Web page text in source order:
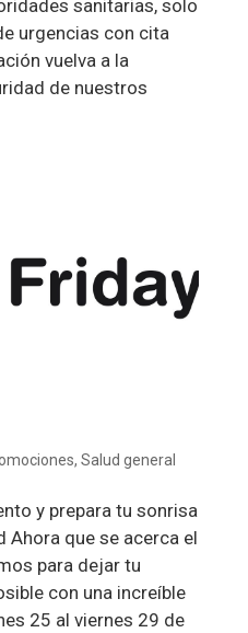
sanitarias, solo
urgencias con cita
vuelva a la
de nuestros
, Salud general
y prepara tu sonrisa
Ahora que se acerca el
para dejar tu
con una increíble
25 al viernes 29 de